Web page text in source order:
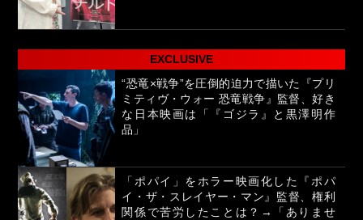
EXCLUSIVE
“恐竜×戦争”を圧倒的迫力で描いた『プリ
ミティヴ・ウォー 恐竜戦争』監督、好き
な日本映画は「『ゴジラ』と黒澤明作
品」
「ポパイ」をホラー映画化した『ポパ
イ・ザ・スレイヤー・マン』監督、権利
関係で苦労したことは？→「ありませ